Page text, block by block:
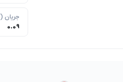
عدد
جریان
0.09